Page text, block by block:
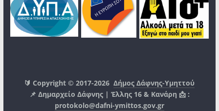
🔰 Copyright © 2017-2026Δήμος Δάφνης-Υμηττού
📌 Δημαρχείο Δάφνης | Έλλης 16 & Κανάρη 📩 :
protokolo@dafni-ymittos.gov.gr